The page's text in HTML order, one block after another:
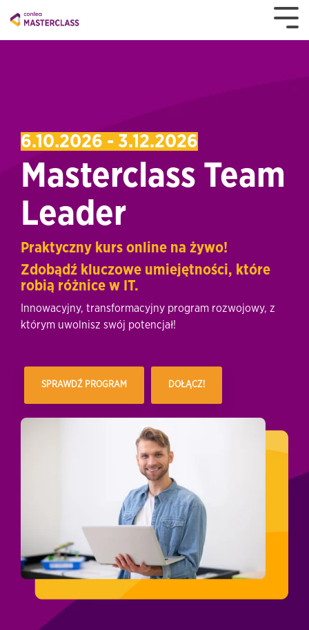
6.10.2026 - 3.12.2026
Masterclass Team
Leader
Praktyczny kurs online na żywo!
Zdobądź kluczowe umiejętności, które
robią różnice w IT.
Innowacyjny, transformacyjny program rozwojowy, z
którym uwolnisz swój potencjał!
SPRAWDŹ PROGRAM DOŁĄCZ!